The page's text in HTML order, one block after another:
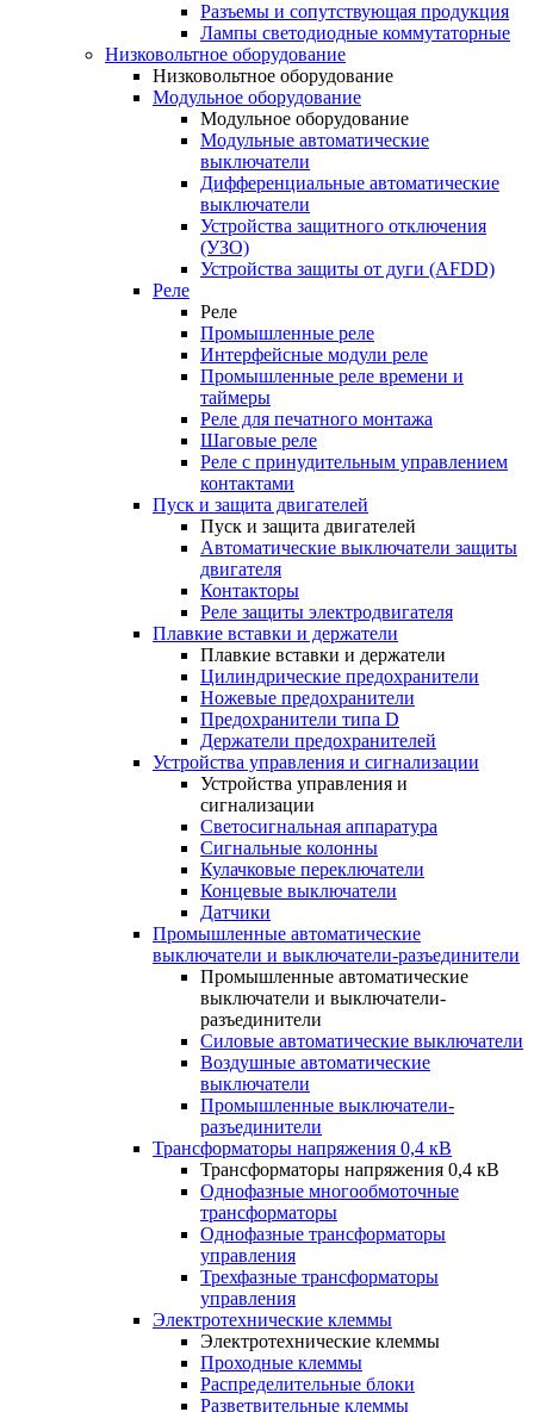
Разъемы и сопутствующая продукция
Лампы светодиодные коммутаторные
Низковольтное оборудование
Низковольтное оборудование
Модульное оборудование
Модульное оборудование
Модульные автоматические
выключатели
Дифференциальные автоматические
выключатели
Устройства защитного отключения
(УЗО)
Устройства защиты от дуги (AFDD)
Реле
Реле
Промышленные реле
Интерфейсные модули реле
Промышленные реле времени и
таймеры
Реле для печатного монтажа
Шаговые реле
Реле с принудительным управлением
контактами
Пуск и защита двигателей
Пуск и защита двигателей
Автоматические выключатели защиты
двигателя
Контакторы
Реле защиты электродвигателя
Плавкие вставки и держатели
Плавкие вставки и держатели
Цилиндрические предохранители
Ножевые предохранители
Предохранители типа D
Держатели предохранителей
Устройства управления и сигнализации
Устройства управления и
сигнализации
Светосигнальная аппаратура
Сигнальные колонны
Кулачковые переключатели
Концевые выключатели
Датчики
Промышленные автоматические
выключатели и выключатели-разъединители
Промышленные автоматические
выключатели и выключатели-
разъединители
Силовые автоматические выключатели
Воздушные автоматические
выключатели
Промышленные выключатели-
разъединители
Трансформаторы напряжения 0,4 кВ
Трансформаторы напряжения 0,4 кВ
Однофазные многообмоточные
трансформаторы
Однофазные трансформаторы
управления
Трехфазные трансформаторы
управления
Электротехнические клеммы
Электротехнические клеммы
Проходные клеммы
Распределительные блоки
Разветвительные клеммы